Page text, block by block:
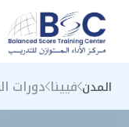
المدن فيينا دورات